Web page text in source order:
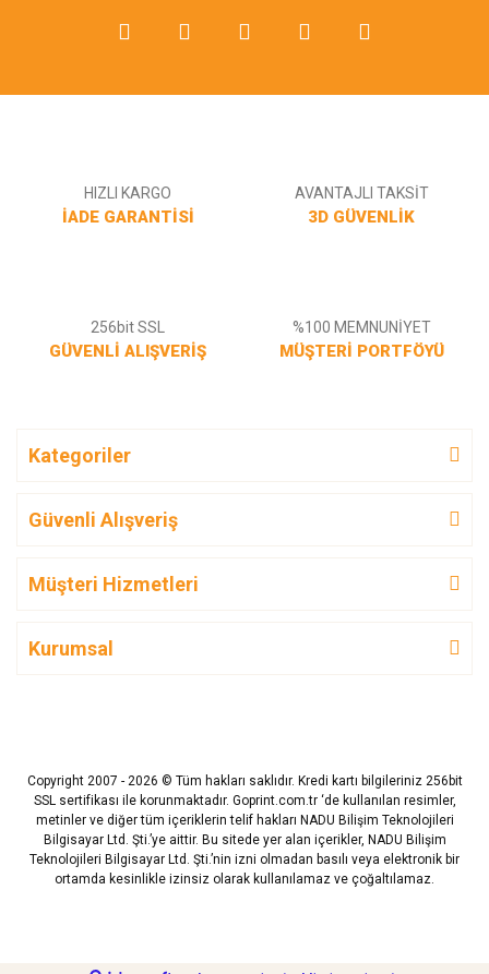
HIZLI KARGO
İADE GARANTİSİ
AVANTAJLI TAKSİT
3D GÜVENLİK
256bit SSL
GÜVENLİ ALIŞVERİŞ
%100 MEMNUNİYET
MÜŞTERİ PORTFÖYÜ
Kategoriler
Güvenli Alışveriş
Müşteri Hizmetleri
Kurumsal
Copyright 2007 - 2026 © Tüm hakları saklıdır. Kredi kartı bilgileriniz 256bit
SSL sertifikası ile korunmaktadır. Goprint.com.tr ‘de kullanılan resimler,
metinler ve diğer tüm içeriklerin telif hakları NADU Bilişim Teknolojileri
Bilgisayar Ltd. Şti.’ye aittir. Bu sitede yer alan içerikler, NADU Bilişim
Teknolojileri Bilgisayar Ltd. Şti.’nin izni olmadan basılı veya elektronik bir
ortamda kesinlikle izinsiz olarak kullanılamaz ve çoğaltılamaz.